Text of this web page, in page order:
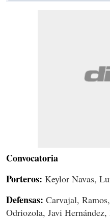
Convocatoria
Porteros: Keylor Navas,
Defensas: Carvajal,
Odriozola, Javi